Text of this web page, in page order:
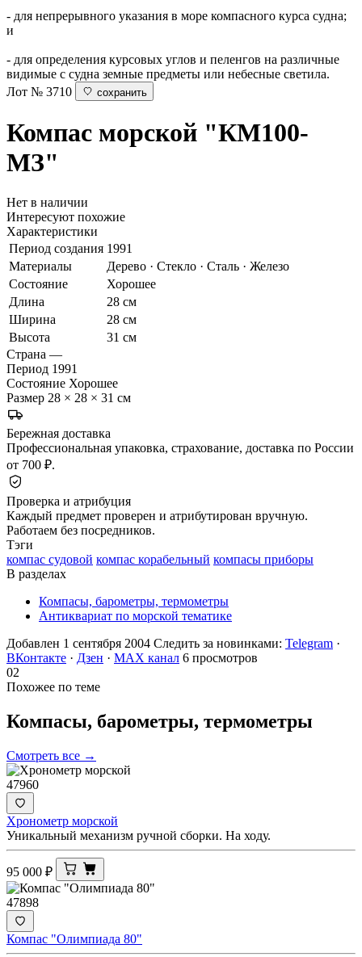
- для непрерывного указания в море компасного курса судна;
и
- для определения курсовых углов и пеленгов на различные
видимые с судна земные предметы или небесные светила.
Лот № 3710
сохранить
Компас морской "КМ100-
МЗ"
Нет в наличии
Интересуют похожие
Характеристики
Период создания 1991
Материалы
Дерево · Стекло · Сталь · Железо
Состояние
Хорошее
Длина
28 см
Ширина
28 см
Высота
31 см
Страна —
Период 1991
Состояние Хорошее
Размер 28 × 28 × 31 см
Бережная доставка
Профессиональная упаковка, страхование, доставка по России
от 700 ₽.
Проверка и атрибуция
Каждый предмет проверен и атрибутирован вручную.
Работаем без посредников.
Тэги
компас судовой компас корабельный компасы приборы
В разделах
Компасы, барометры, термометры
Антиквариат по морской тематике
Добавлен 1 сентября 2004 Следить за новинками: Telegram ·
ВКонтакте · Дзен · MAX канал 6 просмотров
02
Похожее по теме
Компасы, барометры, термометры
Смотреть все →
47960
Хронометр морской
Уникальный механизм ручной сборки. На ходу.
95 000 ₽
47898
Компас "Олимпиада 80"